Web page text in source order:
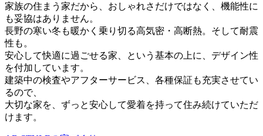
家族の住まう家だから、おしゃれさだけではなく、機能性に
も妥協はありません。
長野の寒い冬も暖かく乗り切る高気密・高断熱。そして耐震
性も。
安心して快適に過ごせる家、という基本の上に、デザイン性
を付加しています。
建築中の検査やアフターサービス、各種保証も充実させてい
るので、
大切な家を、ずっと安心して愛着を持って住み続けていただ
けます。